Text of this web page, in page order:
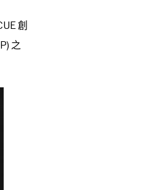
創
之